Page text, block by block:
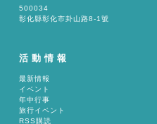
500034
彰化縣彰化市卦山路8-1號
活動情報
最新情報
イベント
年中行事
旅行イベント
RSS購読